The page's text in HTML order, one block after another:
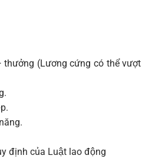
(Lương cứng có thể
định của Luật lao động